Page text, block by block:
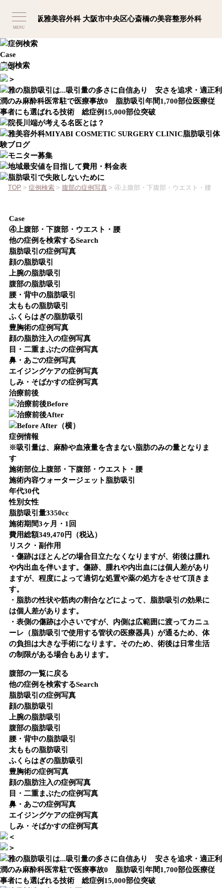
MENU
Case
症例検索
TOP > 症例検索 > 腹部の症例写真 > ④上腹部・下腹部・ウエスト・腰
Case
④上腹部・下腹部・ウエスト・腰
他の症例を検索するSearch
脂肪吸引の症例写真
顔の脂肪吸引
上腕の脂肪吸引
腹部の脂肪吸引
腰・背中の脂肪吸引
太ももの脂肪吸引
ふくらはぎの脂肪吸引
豊胸術の症例写真
顔の脂肪注入の症例写真
目・二重まぶたの症例写真
鼻・あごの症例写真
エイジングケアの症例写真
しみ・そばかすの症例写真
治療前後
Before
After
症例情報
※吸引量は、麻酔や血液量を含まない脂肪のみの量となりま
す
施術部位上腹部・下腹部・ウエスト・腰
施術内容ウォータージェット脂肪吸引
年代30代
性別女性
脂肪吸引量3350cc
施術期間3ヶ月・1回
費用総額349,470円（税込）
リスク・副作用
・傷跡はほとんどの場合目立たなくなりますが、術後は腫れ
や内出血を伴います。傷跡、腫れや内出血には個人差があり
ますが、程度によって適切な処置や薬の処方をさせて頂きま
す。
・脂肪の性状や筋肉の割合などによって、脂肪吸引の効果に
は個人差があります。
・表側の傷跡は小さいですが、内側は広範囲に渡ってカニュ
ーレ（脂肪吸引で使用する管状の医療器具）が通るため、体
の負担は大きな手術になります。そのため、術後は日常生活
の制限がある場合もあります。
腹部の一覧に戻る
他の症例を検索するSearch
脂肪吸引の症例写真
顔の脂肪吸引
上腕の脂肪吸引
腹部の脂肪吸引
腰・背中の脂肪吸引
太ももの脂肪吸引
ふくらはぎの脂肪吸引
豊胸術の症例写真
顔の脂肪注入の症例写真
目・二重まぶたの症例写真
鼻・あごの症例写真
エイジングケアの症例写真
しみ・そばかすの症例写真